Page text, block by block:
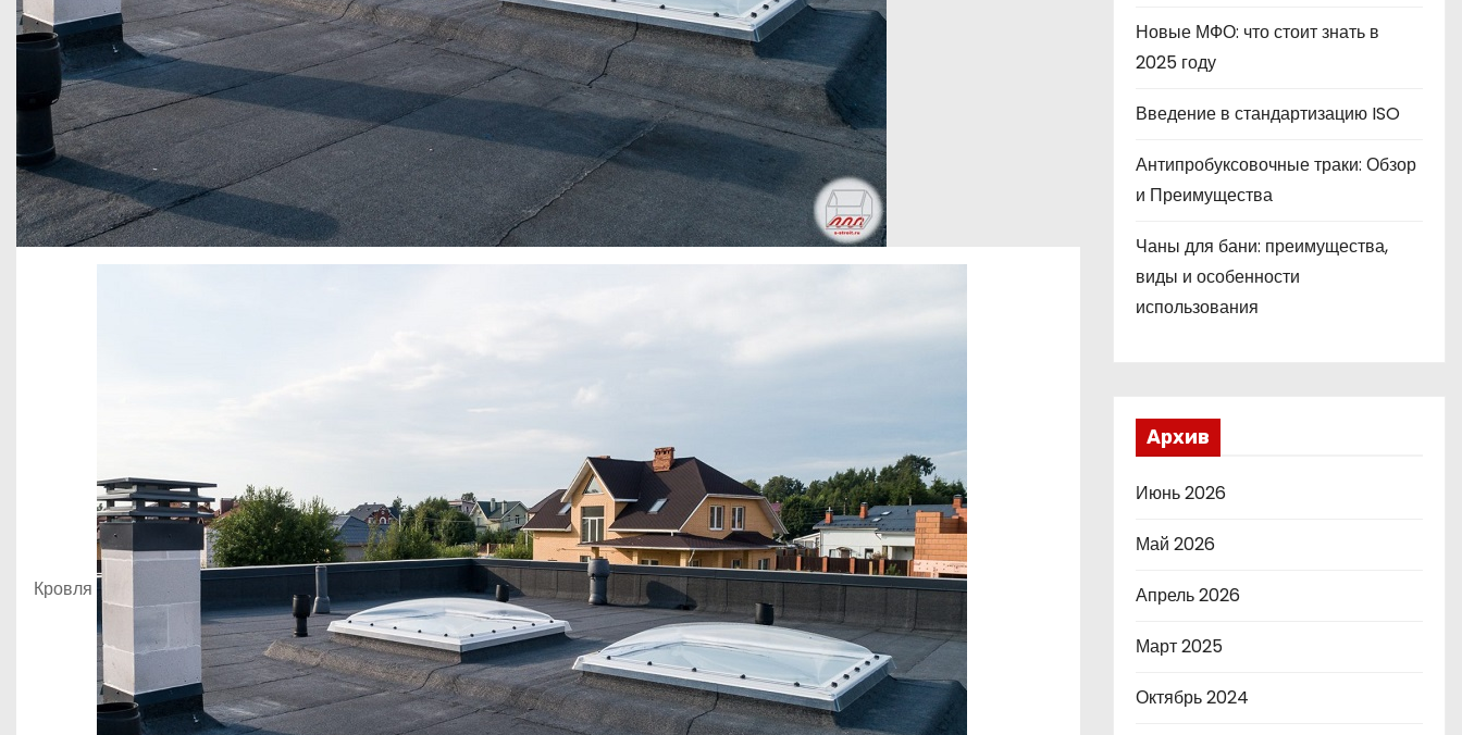
Кровля
Новые МФО: что стоит знать в
2025 году
Введение в стандартизацию ISO
Антипробуксовочные траки: Обзор
и Преимущества
Чаны для бани: преимущества,
виды и особенности
использования
Архив
Июнь 2026
Май 2026
Апрель 2026
Март 2025
Октябрь 2024